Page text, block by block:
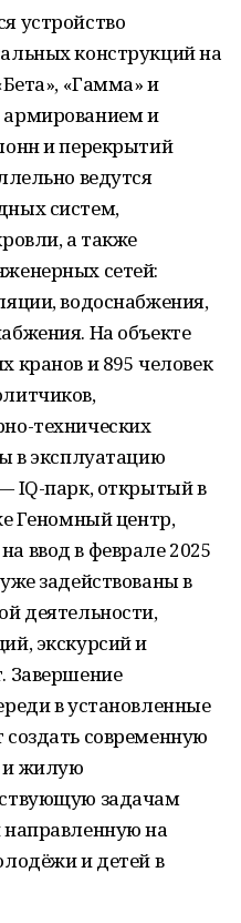
устройство
конструкций на
«Гамма» и
и
и перекрытий
ведутся
систем,
а также
сетей:
водоснабжения,
На объекте
кранов и 895 человек
технических
в эксплуатацию
IQ-парк, открытый в
Геномный центр,
ввод в феврале 2025
задействованы в
деятельности,
экскурсий и
Завершение
в установленные
современную
и жилую
задачам
направленную на
и детей в